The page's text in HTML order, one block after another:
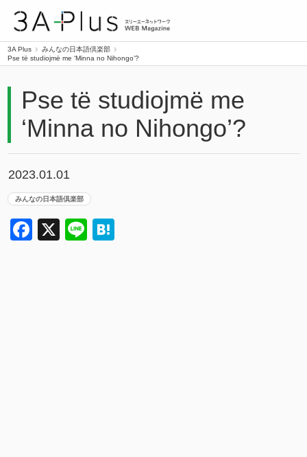
3A Plus
みんなの日本語倶楽部
Pse të studiojmë me ‘Minna no Nihongo’?
Pse të studiojmë me
‘Minna no Nihongo’?
2023.01.01
みんなの日本語倶楽部
Facebook
X Line